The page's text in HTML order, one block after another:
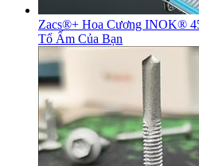
Zacs®+ Hoa Cương INOK®
Tổ Ấm Của Bạn